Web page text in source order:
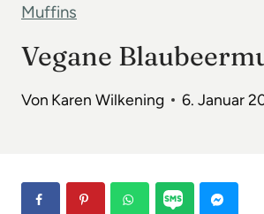
Muffins
Vegane
Von Karen Wilkening 6. Januar